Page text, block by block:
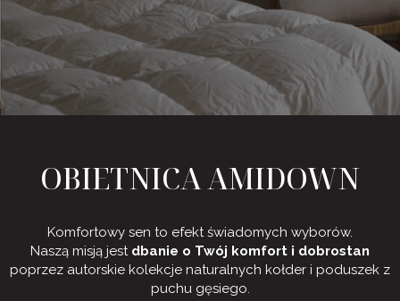
OBIETNICA AMIDOWN
Komfortowy sen to efekt świadomych wyborów.
Naszą misją jest dbanie o Twój komfort i dobrostan
poprzez autorskie kolekcje naturalnych kołder i poduszek z
puchu gęsiego.